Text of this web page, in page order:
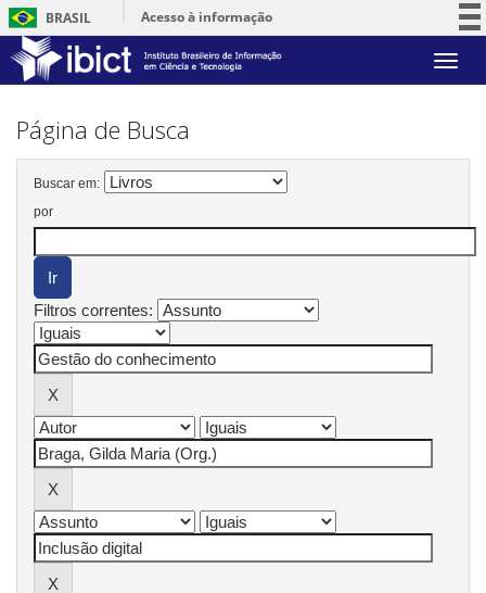
BRASIL
Acesso à informação
Serviços
Skip
Página de Busca
Buscar em:
por
Filtros correntes: